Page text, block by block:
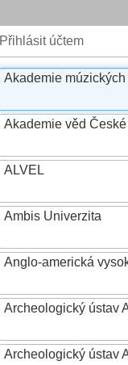
Přihlásit účtem
Akademie
Akademie věd
ALVEL
Ambis Univerzita
Anglo-americká
Archeologický ústav
Archeologický ústav